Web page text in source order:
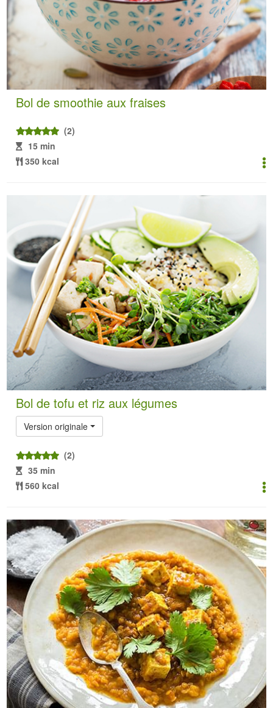
Bol de smoothie aux fraises
(2)
15 min
350 kcal
Bol de tofu et riz aux légumes
Version originale
(2)
35 min
560 kcal